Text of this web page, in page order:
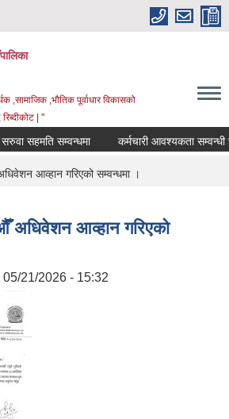
,सामाजिक ,भौतिक पूर्वाधार विकासको
| "
सहमति सम्वन्धमा कर्मचारी आवश्यकता सम्वन्धी
आव्हान गरिएको सम्वन्धमा ।
अधिवेशन आव्हान गरिएको
05/21/2026 - 15:32